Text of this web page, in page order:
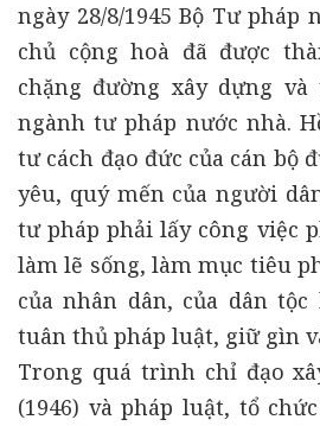
ngày 28/8/1945 Bộ Tư pháp
chủ cộng hoà đã được
chặng đường xây dựng
ngành tư pháp nước nhà.
tư cách đạo đức của cán bộ
yêu, quý mến của người
tư pháp phải lấy công việc
làm lẽ sống, làm mục tiêu
của nhân dân, của dân
tuân thủ pháp luật, giữ gìn
Trong quá trình chỉ đạo
(1946) và pháp luật, tổ